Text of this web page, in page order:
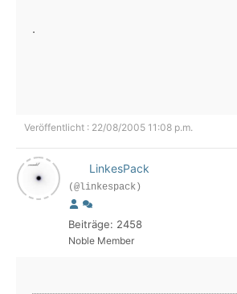
.
Veröffentlicht : 22/08/2005 11:08 p.m.
LinkesPack
(@linkespack)
Beiträge: 2458
Noble Member